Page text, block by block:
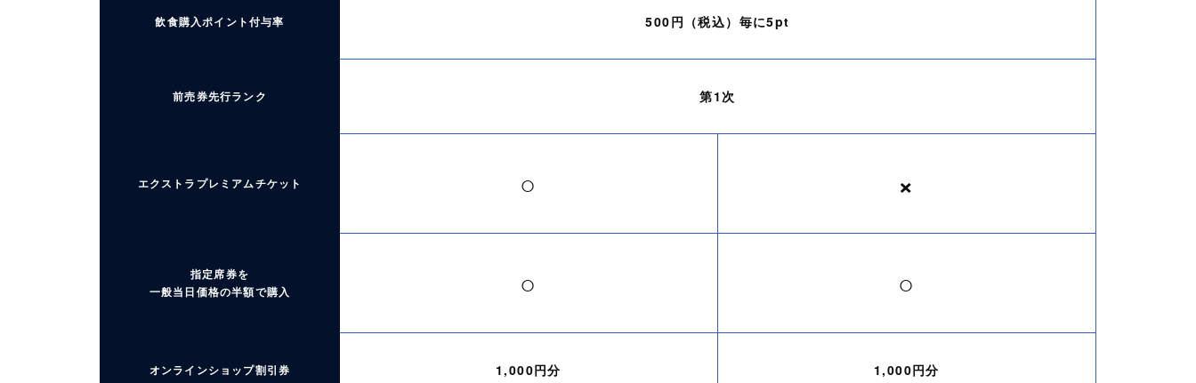
飲食購入ポイント付与率 500円（税込）毎に5pt
前売券先行ランク 第1次
エクストラプレミアムチケット ○ ×
指定席券を
一般当日価格の半額で購入
○ ○
オンラインショップ割引券 1,000円分 1,000円分